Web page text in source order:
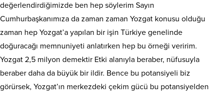
değerlendirdiğimizde ben hep söylerim Sayın
Cumhurbaşkanımıza da zaman zaman Yozgat konusu olduğu
zaman hep Yozgat’a yapılan bir işin Türkiye genelinde
doğuracağı memnuniyeti anlatırken hep bu örneği veririm.
Yozgat 2,5 milyon demektir Etki alanıyla beraber, nüfusuyla
beraber daha da büyük bir ildir. Bence bu potansiyeli biz
görürsek, Yozgat’ın merkezdeki çekim gücü bu potansiyelden